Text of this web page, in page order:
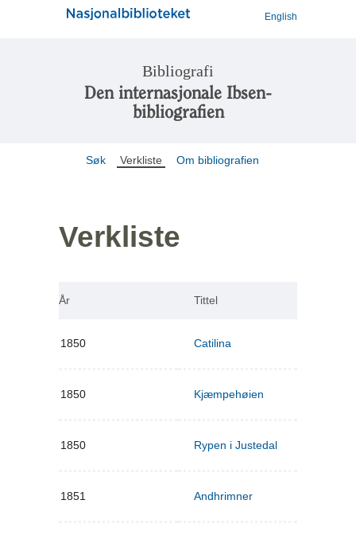
English
Bibliografi
Den internasjonale Ibsen-
bibliografien
Søk Verkliste Om bibliografien
Verkliste
År Tittel
1850 Catilina
1850 Kjæmpehøien
1850 Rypen i Justedal
1851 Andhrimner